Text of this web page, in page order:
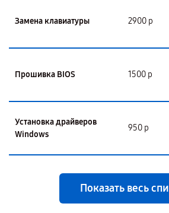
Замена клавиатуры 2900 р
Прошивка BIOS 1500 р
Установка драйверов
Windows
950 р
Показать весь